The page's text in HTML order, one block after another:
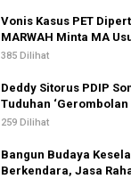
Vonis Kasus PET
MARWAH Minta MA
Group
385 Dilihat
Deddy Sitorus PDIP
Tuduhan ‘Gerombolan
Rapat Komisi II
259 Dilihat
Bangun Budaya
Berkendara, Jasa